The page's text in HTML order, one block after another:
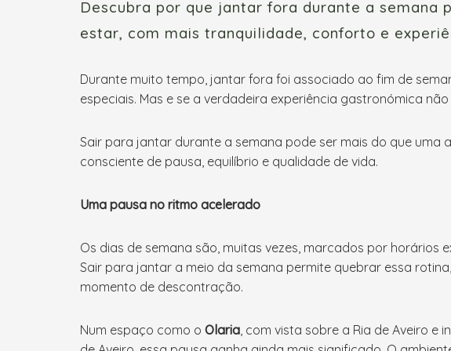
Descubra por que jantar fora durante a semana
estar, com mais tranquilidade, conforto e
Durante muito tempo, jantar fora foi associado ao fim de
especiais. Mas e se a verdadeira experiência gastronómica
Sair para jantar durante a semana pode ser mais do que uma
consciente de pausa, equilíbrio e qualidade de vida.
Uma pausa no ritmo acelerado
Os dias de semana são, muitas vezes, marcados por horários
Sair para jantar a meio da semana permite quebrar essa
momento de descontração.
Num espaço como o Olaria, com vista sobre a Ria de Aveiro e